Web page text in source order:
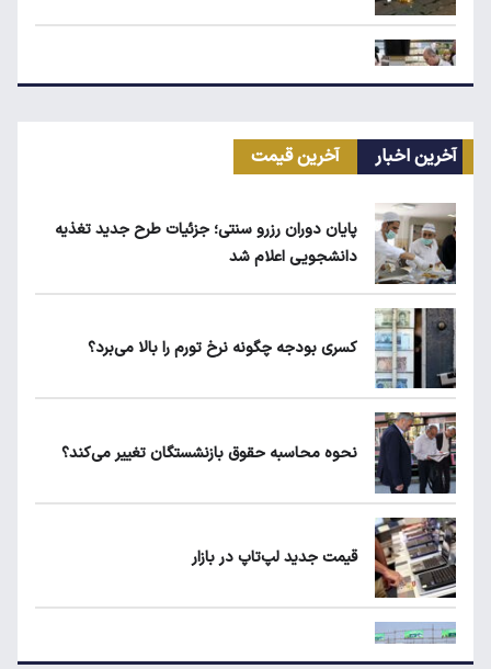
مرغ گران می‌شود
یارانه نقدی و کالابرگ این افراد حذف شد
لبنیات دوباره گران می‌شود؟
آخرین اخبار آخرین قیمت
پایان دوران رزرو سنتی؛ جزئیات طرح جدید تغذیه
دانشجویی اعلام شد
کسری بودجه چگونه نرخ تورم را بالا می‌برد؟
نحوه محاسبه حقوق بازنشستگان تغییر می‌کند؟
قیمت جدید لپ‌تاپ در بازار
قیمت جدید بلیط اتوبوس مشهد اعلام شد